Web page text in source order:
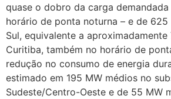
quase o dobro da carga
horário de ponta noturna – e de 625
Sul, equivalente a aproximadamente
Curitiba, também no horário de
redução no consumo de energia
estimado em 195 MW médios no
Sudeste/Centro-Oeste e de 55 MW